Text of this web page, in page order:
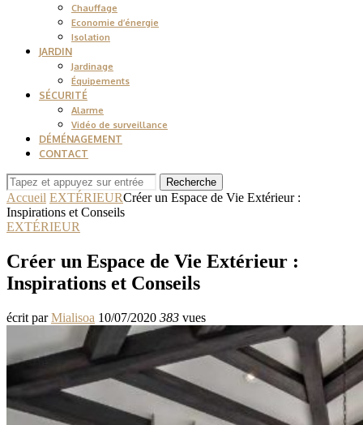
Chauffage
Economie d’énergie
Isolation
JARDIN
Jardinage
Équipements
SÉCURITÉ
Alarme
Vidéo de surveillance
DÉMÉNAGEMENT
CONTACT
Recherche
Accueil EXTÉRIEURCréer un Espace de Vie Extérieur :
Inspirations et Conseils
EXTÉRIEUR
Créer un Espace de Vie Extérieur :
Inspirations et Conseils
écrit parMialisoa 10/07/2020 383 vues